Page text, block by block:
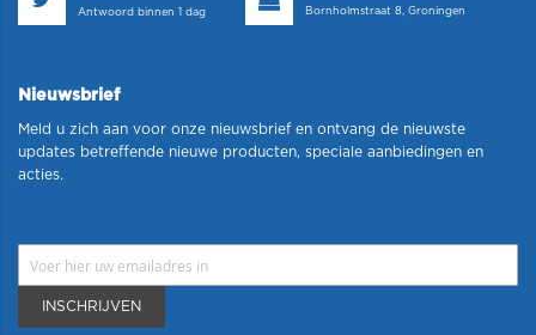
Antwoord binnen 1 dag
Bornholmstraat 8, Groningen
Nieuwsbrief
Meld u zich aan voor onze nieuwsbrief en ontvang de nieuwste
updates betreffende nieuwe producten, speciale aanbiedingen en
acties.
INSCHRIJVEN